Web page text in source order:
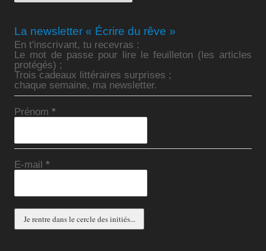
La newsletter « Écrire du rêve »
En t'inscrivant, tu recevras :
Le mot de passe pour lire le feuilleton (les articles
protégés) ;
Trois cadeaux littéraires surprises ;
chaque semaine, ma newsletter.
Prénom*
E-mail*